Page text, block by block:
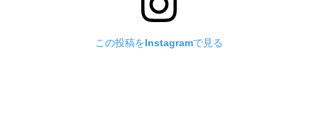
この投稿をInstagramで見る